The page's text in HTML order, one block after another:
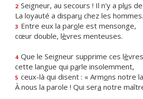
2 Seigneur, au secours ! Il n'y a plus
La loyauté a disparu chez les hommes.
3 Entre eux la parole est mensonge,
cœur double, lèvres menteuses.
4 Que le Seigneur supprime ces lè
cette langue qui parle insolemment,
5 ceux-là qui disent : « Armons notre
À nous la parole ! Qui sera notre